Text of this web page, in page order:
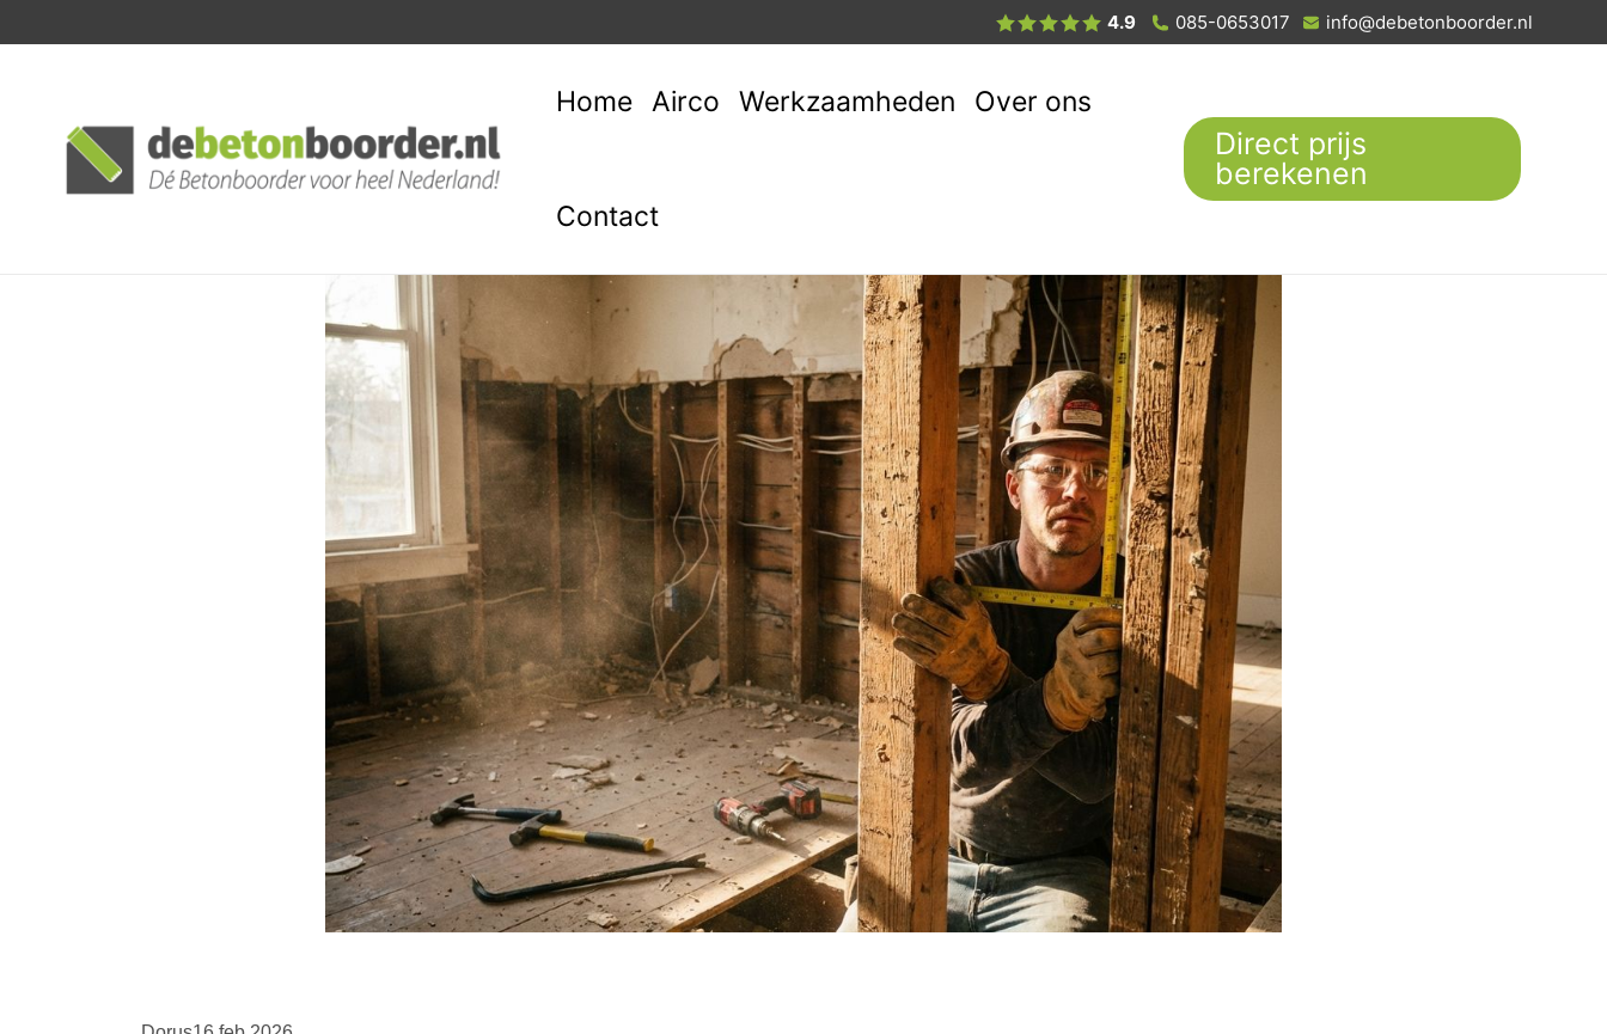
4.9 085-0653017 info@debetonboorder.nl
Home Airco Werkzaamheden Over ons
Contact
Direct prijs
berekenen
by: